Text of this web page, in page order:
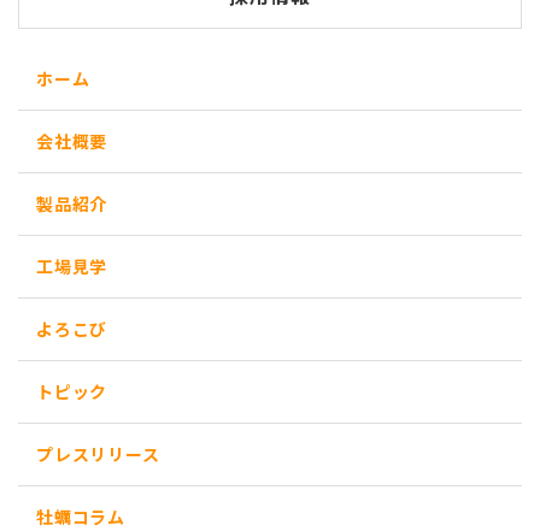
ホーム
会社概要
製品紹介
工場見学
よろこび
トピック
プレスリリース
牡蠣コラム